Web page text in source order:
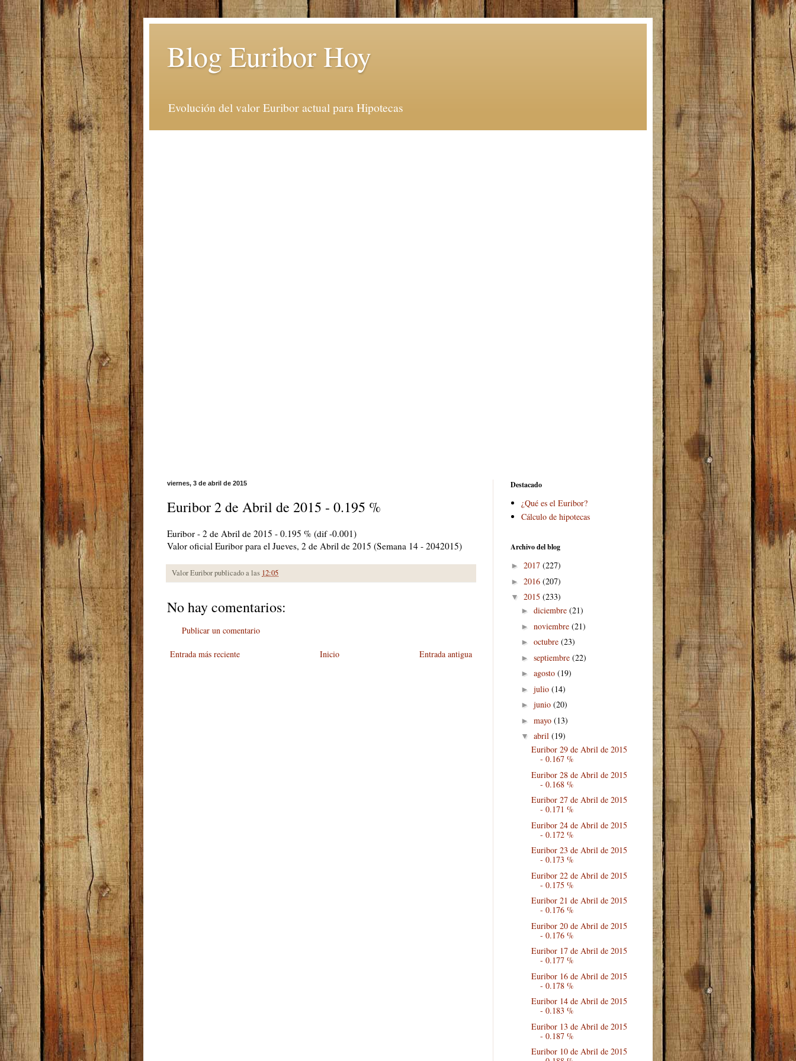
Blog Euribor Hoy
Evolución del valor Euribor actual para Hipotecas
viernes, 3 de abril de 2015
Euribor 2 de Abril de 2015 - 0.195 %
Euribor - 2 de Abril de 2015 - 0.195 % (dif -0.001)
Valor oficial Euribor para el Jueves, 2 de Abril de 2015 (Semana 14 - 2042015)
Valor Euribor publicado a las 12:05
No hay comentarios:
Publicar un comentario
Entrada más reciente Entrada antigua
Inicio
Destacado
¿Qué es el Euribor?
Cálculo de hipotecas
Archivo del blog
► 2017 (227)
► 2016 (207)
▼ 2015 (233)
► diciembre (21)
► noviembre (21)
► octubre (23)
► septiembre (22)
► agosto (19)
► julio (14)
► junio (20)
► mayo (13)
▼ abril (19)
Euribor 29 de Abril de 2015
- 0.167 %
Euribor 28 de Abril de 2015
- 0.168 %
Euribor 27 de Abril de 2015
- 0.171 %
Euribor 24 de Abril de 2015
- 0.172 %
Euribor 23 de Abril de 2015
- 0.173 %
Euribor 22 de Abril de 2015
- 0.175 %
Euribor 21 de Abril de 2015
- 0.176 %
Euribor 20 de Abril de 2015
- 0.176 %
Euribor 17 de Abril de 2015
- 0.177 %
Euribor 16 de Abril de 2015
- 0.178 %
Euribor 14 de Abril de 2015
- 0.183 %
Euribor 13 de Abril de 2015
- 0.187 %
Euribor 10 de Abril de 2015